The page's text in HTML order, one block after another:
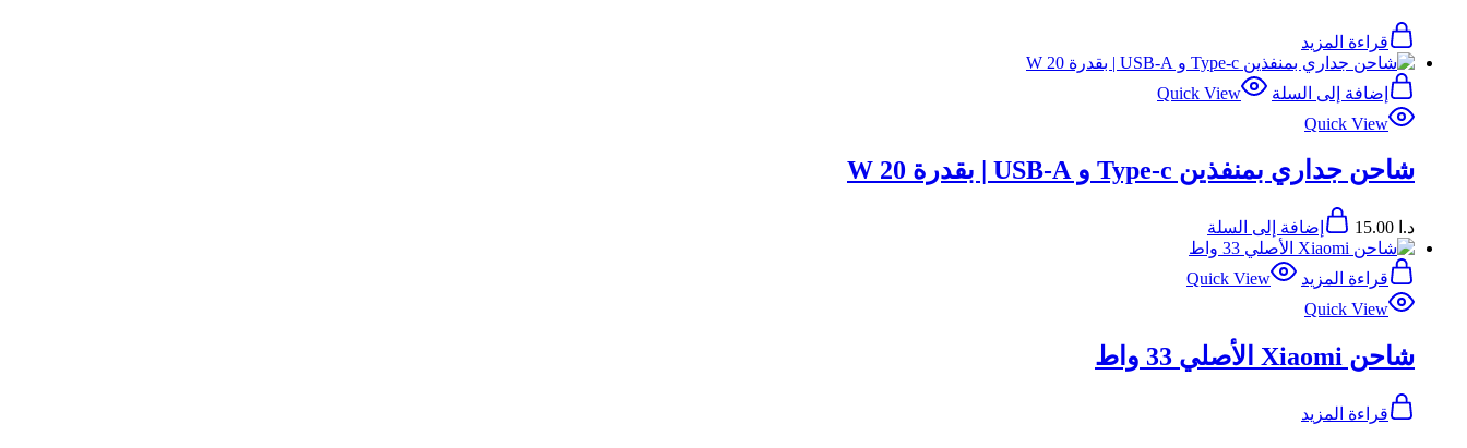
قراءة المزيد
إضافة إلى السلة
Quick View
Quick View
شاحن جداري بمنفذين Type-c و USB-A | بقدرة 20 W
د.ا إضافة إلى السلة
قراءة المزيد
Quick View
Quick View
شاحن Xiaomi الأصلي 33 واط
قراءة المزيد